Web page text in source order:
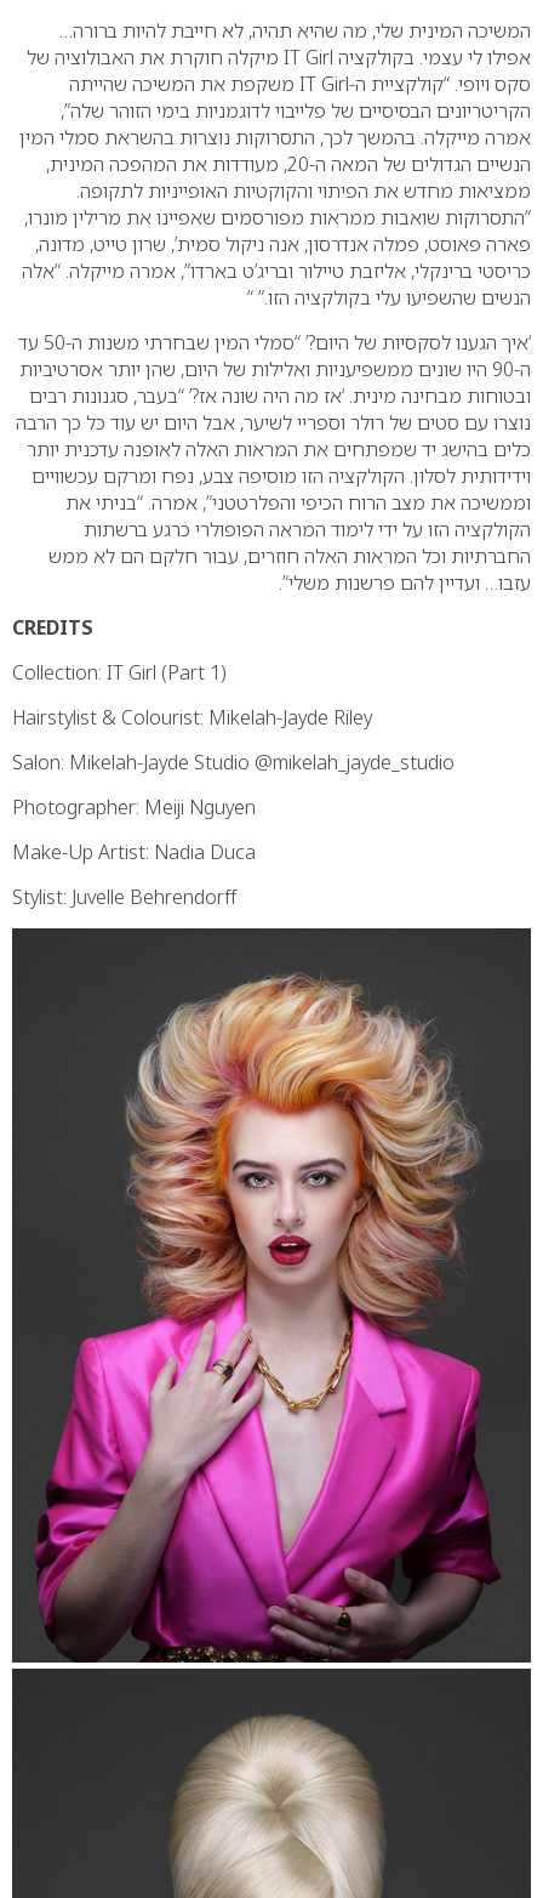
המשיכה המינית שלי, מה שהיא תהיה, לא חייבת להיות ברורה…
אפילו לי עצמי.
בקולקציה IT Girl מיקלה חוקרת את האבולוציה של
סקס ויופי. “קולקציית ה-IT Girl משקפת את המשיכה שהייתה
הקריטריונים הבסיסיים של פלייבוי לדוגמניות בימי הזוהר שלה”,
אמרה מייקלה. בהמשך לכך, התסרוקות נוצרות בהשראת סמלי המין
הנשיים הגדולים של המאה ה-20, מעודדות את המהפכה המינית,
ממציאות מחדש את הפיתוי והקוקטיות האופייניות לתקופה.
“התסרוקות שואבות ממראות מפורסמים שאפיינו את מרילין מונרו,
פארה פאוסט, פמלה אנדרסון, אנה ניקול סמית’, שרון טייט, מדונה,
כריסטי ברינקלי, אליזבת טיילור ובריג’ט בארדו”, אמרה מייקלה. “אלה
הנשים שהשפיעו עלי בקולקציה הזו.” “
‘איך הגענו לסקסיות של היום?’
“סמלי המין שבחרתי משנות ה-50 עד
ה-90 היו שונים ממשפיעניות ואלילות של היום, שהן יותר אסרטיביות
ובטוחות מבחינה מינית. ‘אז מה היה שונה אז?’“בעבר, סגנונות רבים
נוצרו עם סטים של רולר וספריי לשיער, אבל היום יש עוד כל כך הרבה
כלים בהישג יד שמפתחים את המראות האלה לאופנה עדכנית יותר
וידידותית לסלון. הקולקציה הזו מוסיפה צבע, נפח ומרקם עכשוויים
וממשיכה את מצב הרוח הכיפי והפלרטטני”, אמרה. “בניתי את
הקולקציה הזו על ידי לימוד המראה הפופולרי כרגע ברשתות
החברתיות וכל המראות האלה חוזרים, עבור חלקם הם לא ממש
עזבו… ועדיין להם פרשנות משלי”.
CREDITS
Collection: IT Girl (Part 1)
Hairstylist & Colourist: Mikelah-Jayde Riley
Salon: Mikelah-Jayde Studio @mikelah_jayde_studio
Photographer: Meiji Nguyen
Make-Up Artist: Nadia Duca
Stylist: Juvelle Behrendorff